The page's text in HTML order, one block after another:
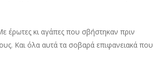
έρωτες κι αγάπες που σβήστηκαν πριν
Και όλα αυτά τα σοβαρά επιφανειακά που